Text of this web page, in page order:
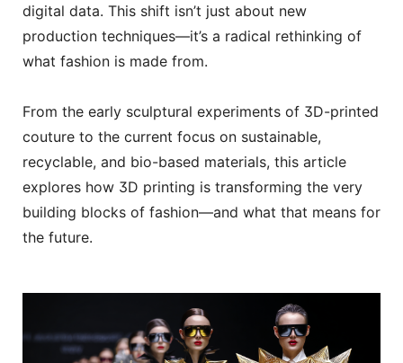
digital data. This shift isn’t just about new
production techniques—it’s a radical rethinking of
what fashion is made from.
From the early sculptural experiments of 3D-printed
couture to the current focus on sustainable,
recyclable, and bio-based materials, this article
explores how 3D printing is transforming the very
building blocks of fashion—and what that means for
the future.